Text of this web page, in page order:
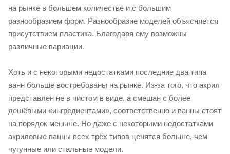
на рынке в большем количестве и с большим
разнообразием форм. Разнообразие моделей объясняется
присутствием пластика. Благодаря ему возможны
различные вариации.
Хоть и с некоторыми недостатками последние два типа
ванн больше востребованы на рынке. Из-за того, что акрил
представлен не в чистом в виде, а смешан с более
дешёвыми «ингредиентами», соответственно и ванны стоят
на порядок меньше. Но даже с некоторыми недостатками
акриловые ванны всех трёх типов ценятся больше, чем
чугунные или стальные модели.